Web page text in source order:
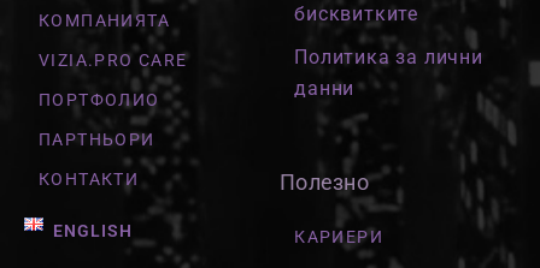
КОМПАНИЯТА
VIZIA.PRO CARE
ПОРТФОЛИО
ПАРТНЬОРИ
КОНТАКТИ
ENGLISH
бисквитките
Политика за лични
данни
Полезно
КАРИЕРИ